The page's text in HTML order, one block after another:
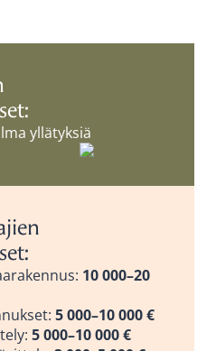
yllätyksiä
10 000–20
5 000–10 000 €
5 000–10 000 €